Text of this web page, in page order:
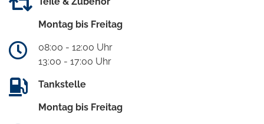
Montag bis Freitag
08:00 - 12:00 Uhr
13:00 - 17:00 Uhr
Tankstelle
Montag bis Freitag